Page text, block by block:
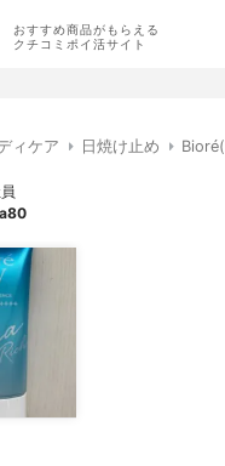
おすすめ商品がもらえる
クチコミポイ活サイト
ィケア 日焼け止め